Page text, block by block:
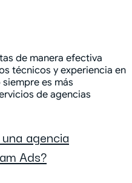
de manera efectiva
técnicos y experiencia en
es más
de agencias
agencia
Ads?